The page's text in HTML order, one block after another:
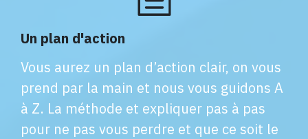
Un plan d'action
Vous aurez un plan d’action clair, on vous
prend par la main et nous vous guidons A
à Z. La méthode et expliquer pas à pas
pour ne pas vous perdre et que ce soit le